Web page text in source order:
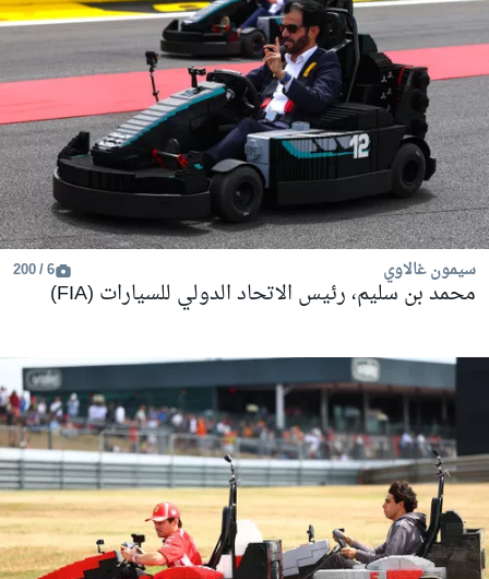
سيمون غالاوي 6 / 200
محمد بن سليم، رئيس الاتحاد الدولي للسيارات (FIA)